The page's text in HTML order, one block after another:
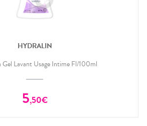
HYDRALIN
Lavant Usage Intime Fl/100ml
5,50€